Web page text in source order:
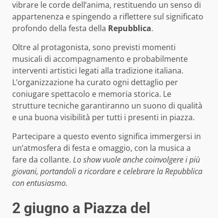
vibrare le corde dell’anima, restituendo un senso di
appartenenza e spingendo a riflettere sul significato
profondo della festa della Repubblica.
Oltre al protagonista, sono previsti momenti
musicali di accompagnamento e probabilmente
interventi artistici legati alla tradizione italiana.
L’organizzazione ha curato ogni dettaglio per
coniugare spettacolo e memoria storica. Le
strutture tecniche garantiranno un suono di qualità
e una buona visibilità per tutti i presenti in piazza.
Partecipare a questo evento significa immergersi in
un’atmosfera di festa e omaggio, con la musica a
fare da collante. Lo show vuole anche coinvolgere i più
giovani, portandoli a ricordare e celebrare la Repubblica
con entusiasmo.
2 giugno a Piazza del